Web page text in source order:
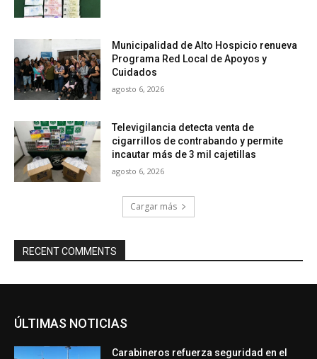
Municipalidad de Alto Hospicio renueva
Programa Red Local de Apoyos y
Cuidados
agosto 6, 2026
Televigilancia detecta venta de
cigarrillos de contrabando y permite
incautar más de 3 mil cajetillas
agosto 6, 2026
Cargar más
RECENT COMMENTS
ÚLTIMAS NOTICIAS
Carabineros refuerza seguridad en el